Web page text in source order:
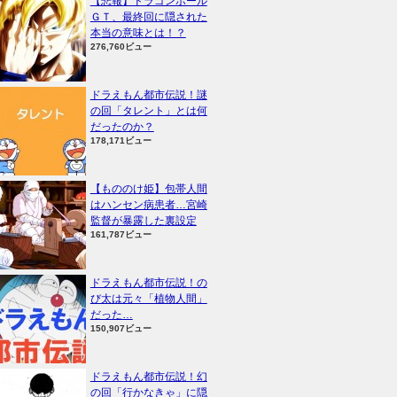
ＧＴ、最終回に隠された
本当の意味とは！？
276,760ビュー
ドラえもん都市伝説！謎
の回「タレント」とは何
だったのか？
178,171ビュー
【もののけ姫】包帯人間
はハンセン病患者…宮崎
監督が暴露した裏設定
161,787ビュー
ドラえもん都市伝説！の
び太は元々「植物人間」
だった…
150,907ビュー
ドラえもん都市伝説！幻
の回「行かなきゃ」に隠